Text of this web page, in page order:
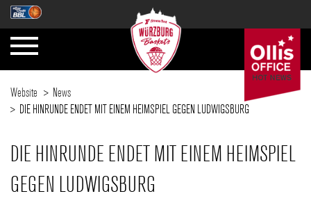
Website
News
DIE HINRUNDE ENDET MIT EINEM HEIMSPIEL GEGEN LUDWIGSBURG
DIE HINRUNDE ENDET MIT EINEM HEIMSPIEL
GEGEN LUDWIGSBURG